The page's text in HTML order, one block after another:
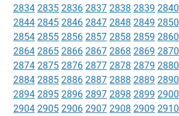
2834 2835 2836 2837 2838 2839 2840
2844 2845 2846 2847 2848 2849 2850
2854 2855 2856 2857 2858 2859 2860
2864 2865 2866 2867 2868 2869 2870
2874 2875 2876 2877 2878 2879 2880
2884 2885 2886 2887 2888 2889 2890
2894 2895 2896 2897 2898 2899 2900
2904 2905 2906 2907 2908 2909 2910